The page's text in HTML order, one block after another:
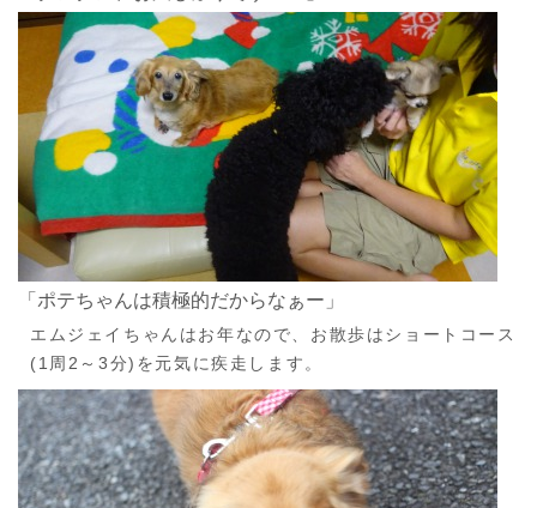
「ポテちゃんは積極的だからなぁー」
エムジェイちゃんはお年なので、お散歩はショートコース
(1周2～3分)を元気に疾走します。